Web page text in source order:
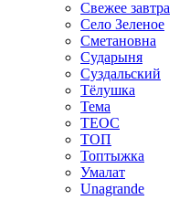
Свежее завтра
Село Зеленое
Сметановна
Сударыня
Суздальский
Тёлушка
Тема
ТЕОС
ТОП
Топтыжка
Умалат
Unagrande